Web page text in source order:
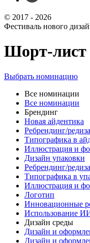
© 2017 - 2026
Фестиваль нового
Шорт-лист
Выбрать номинацию
Все номинации
Все номинации
Брендинг
Новая айдентика
Ребрендинг/
Типографика в
Иллюстрация и
Дизайн упаковки
Ребрендинг/
Типографика в
Иллюстрация и
Логотип
Инновационные
Использование
Дизайн среды
Дизайн и
Дизайн и